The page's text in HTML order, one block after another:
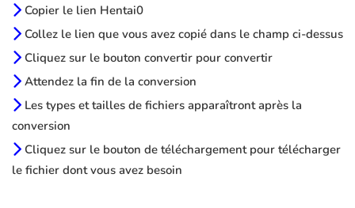
Copier le lien Hentai0
Collez le lien que vous avez copié dans le champ ci-dessus
Cliquez sur le bouton convertir pour convertir
Attendez la fin de la conversion
Les types et tailles de fichiers apparaîtront après la
conversion
Cliquez sur le bouton de téléchargement pour télécharger
le fichier dont vous avez besoin